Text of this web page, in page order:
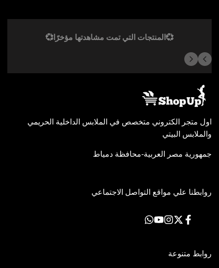
💞المنتجات التي تمت مشاهدتها مؤخرًا💞
اول متجر الكتروني متخصص في الملابس الداخلية الحريمي
والملابس البيتي
جمهورية مصر العربية-محافظة دمياط
روابطنا علي مواقع التواصل الاجتماعي
فيسبوك
اكسانستاجرام
يوتيوبTranslation
روابط متنوعة